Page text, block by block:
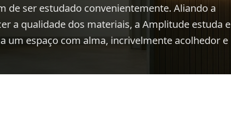
de ser estudado convenientemente. Aliando a
a qualidade dos materiais, a Amplitude estuda e
um espaço com alma, incrivelmente acolhedor e